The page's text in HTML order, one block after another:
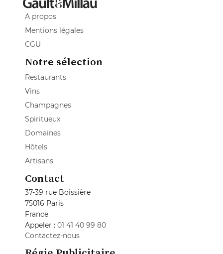
A propos
Mentions légales
CGU
Notre sélection
Restaurants
Vins
Champagnes
Spiritueux
Domaines
Hôtels
Artisans
Contact
37-39 rue Boissière
75016 Paris
France
Appeler : 01 41 40 99 80
Contactez-nous